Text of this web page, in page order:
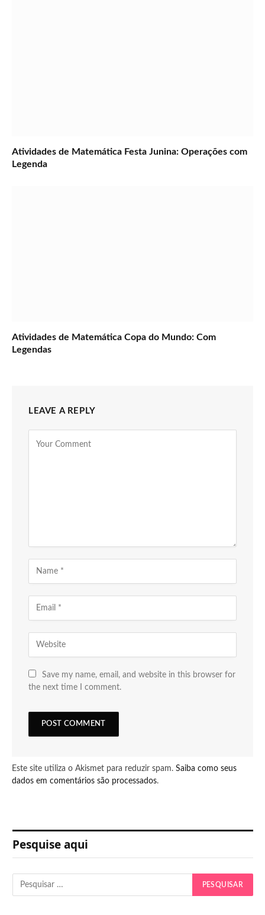
Atividades de Matemática Festa Junina: Operações com
Legenda
Atividades de Matemática Copa do Mundo: Com
Legendas
LEAVE A REPLY
Save my name, email, and website in this browser for
the next time I comment.
Este site utiliza o Akismet para reduzir spam. Saiba como seus
dados em comentários são processados.
Pesquise aqui